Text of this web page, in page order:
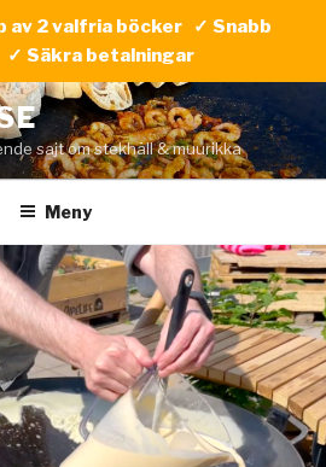
av 2 valfria böcker ✓ Snabb
✓ Säkra betalningar
sajt om stekhäll & muurikka
Meny